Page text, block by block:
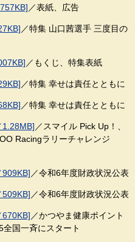
／表紙、広告
／特集 山口茜選手 三度目の
／もくじ、特集表紙
／特集 幸せは責任とともに
／特集 幸せは責任とともに
1.28MB] ／スマイル Pick Up！、
Racingラリーチャレンジ
／令和6年度財政状況公表
／令和6年度財政状況公表
／かつやま健康ポイント
国一斉にスタート